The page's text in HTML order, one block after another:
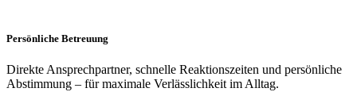
Persönliche Betreuung
Direkte Ansprechpartner, schnelle Reaktionszeiten und persönliche
Abstimmung – für maximale Verlässlichkeit im Alltag.